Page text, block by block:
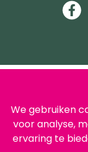
We gebruiken
voor analyse,
ervaring te